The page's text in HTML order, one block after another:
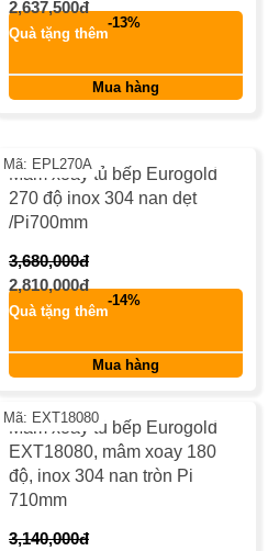
2,637,500đ
-13%
Quà tặng thêm
Mua hàng
Mã: EPL270A
Mâm xoay tủ bếp Eurogold
270 độ inox 304 nan dẹt
/Pi700mm
3,680,000đ
-24%
2,810,000đ
-14%
Quà tặng thêm
Mua hàng
Mã: EXT18080
Mâm xoay tủ bếp Eurogold
EXT18080, mâm xoay 180
độ, inox 304 nan tròn Pi
710mm
3,140,000đ
-23%